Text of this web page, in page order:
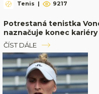
Tenis | 9217
Potrestaná tenistka
naznačuje konec kariéry
ČÍST DÁLE